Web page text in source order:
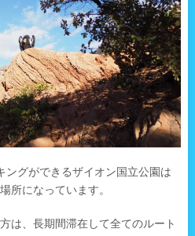
ングができるザイオン国立公園は
所になっています。
は、長期間滞在して全てのルート